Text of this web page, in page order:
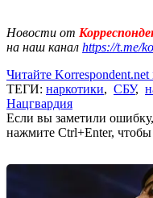
Новости от
на наш канал https://t.me/
Читайте
ТЕГИ: наркотики, СБУ,
Нацгвардия
Если вы заметили
нажмите Ctrl+Enter,